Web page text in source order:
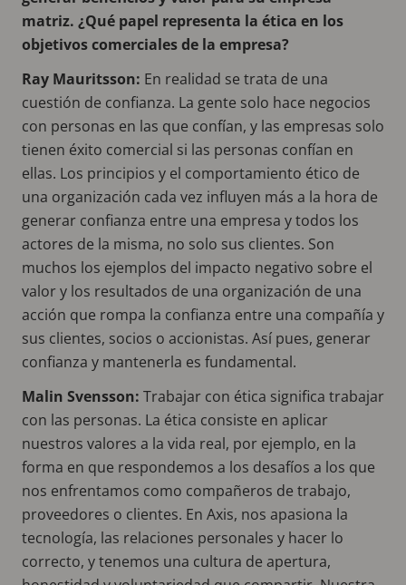
matriz. ¿Qué papel representa la ética en los
objetivos comerciales de la empresa?
Ray Mauritsson: En realidad se trata de una
cuestión de confianza. La gente solo hace negocios
con personas en las que confían, y las empresas solo
tienen éxito comercial si las personas confían en
ellas. Los principios y el comportamiento ético de
una organización cada vez influyen más a la hora de
generar confianza entre una empresa y todos los
actores de la misma, no solo sus clientes. Son
muchos los ejemplos del impacto negativo sobre el
valor y los resultados de una organización de una
acción que rompa la confianza entre una compañía y
sus clientes, socios o accionistas. Así pues, generar
confianza y mantenerla es fundamental.
Malin Svensson: Trabajar con ética significa trabajar
con las personas. La ética consiste en aplicar
nuestros valores a la vida real, por ejemplo, en la
forma en que respondemos a los desafíos a los que
nos enfrentamos como compañeros de trabajo,
proveedores o clientes. En Axis, nos apasiona la
tecnología, las relaciones personales y hacer lo
correcto, y tenemos una cultura de apertura,